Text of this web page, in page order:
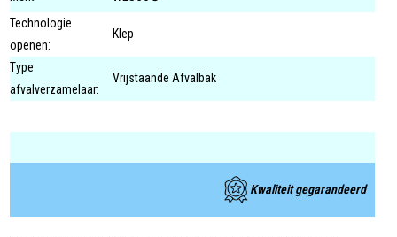
Technologie
openen:
Klep
Type
afvalverzamelaar:
Vrijstaande Afvalbak
Kwaliteit gegarandeerd